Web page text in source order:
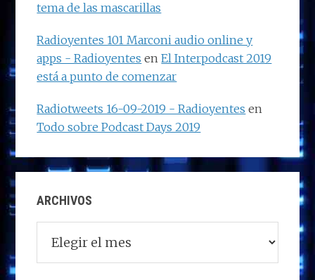
tema de las mascarillas
Radioyentes 101 Marconi audio online y
apps - Radioyentes enEl Interpodcast 2019
está a punto de comenzar
Radiotweets 16-09-2019 - Radioyentes en
Todo sobre Podcast Days 2019
ARCHIVOS